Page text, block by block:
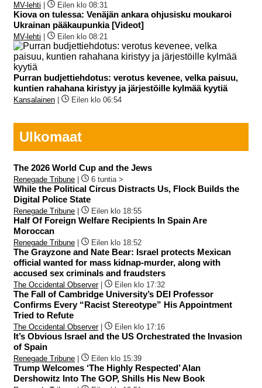
MV-lehti Eilen klo 08:31
Kiova on tulessa: Venäjän ankara ohjusisku moukaroi
Ukrainan pääkaupunkia [Videot]
MV-lehti Eilen klo 08:21
Purran budjettiehdotus: verotus kevenee, velka paisuu,
kuntien rahahana kiristyy ja järjestöille kylmää kyytiä
Kansalainen Eilen klo 06:54
Ulkomaat
The 2026 World Cup and the Jews
Renegade Tribune 6 tuntia >
While the Political Circus Distracts Us, Flock Builds the
Digital Police State
Renegade Tribune Eilen klo 18:55
Half Of Foreign Welfare Recipients In Spain Are
Moroccan
Renegade Tribune Eilen klo 18:52
The Grayzone and Nate Bear: Israel protects Mexican
official wanted for mass kidnap-murder, along with
accused sex criminals and fraudsters
The Occidental Observer| Eilen klo 17:32
The Fall of Cambridge University’s DEI Professor
Confirms Every “Racist Stereotype” His Appointment
Tried to Refute
The Occidental Observer| Eilen klo 17:16
It’s Obvious Israel and the US Orchestrated the Invasion
of Spain
Renegade Tribune Eilen klo 15:39
Trump Welcomes ‘The Highly Respected’ Alan
Dershowitz Into The GOP, Shills His New Book